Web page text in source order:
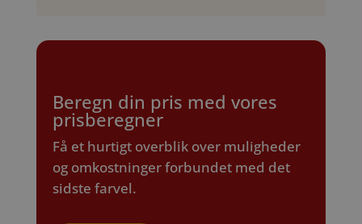
Beregn din pris med vores
prisberegner
Få et hurtigt overblik over muligheder
og omkostninger forbundet med det
sidste farvel.